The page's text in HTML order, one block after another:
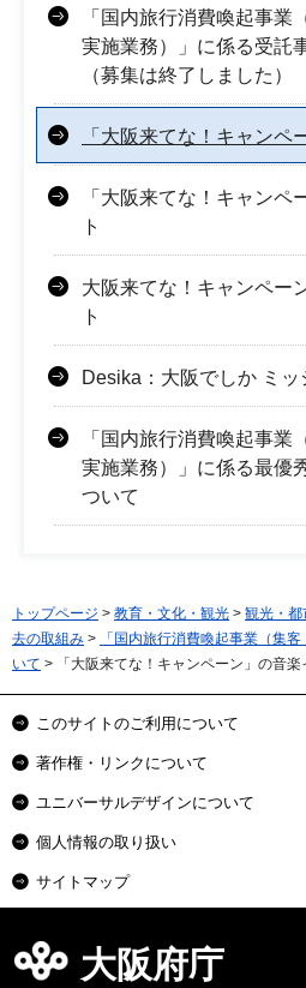
「国内旅行消費喚起事業
実施業務）」に係る受託
（募集は終了しました）
「大阪来てな！キャンペ
「大阪来てな！キャンペ
ト
大阪来てな！キャンペー
ト
Desika：大阪でしか ミッ
「国内旅行消費喚起事業
実施業務）」に係る最優
ついて
トップページ > 教育・文化・観光 > 観光・都
去の取組み >
「国内旅行消費喚起事業（集
いて > 「大阪来てな！キャンペーン」の音楽
このサイトのご利用について
著作権・リンクについて
ユニバーサルデザインについて
個人情報の取り扱い
サイトマップ
大阪府庁